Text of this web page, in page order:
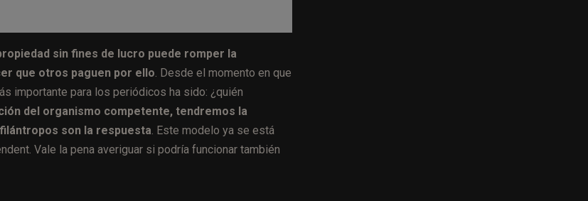
sin fines de lucro puede romper la
que otros paguen por ello . Desde el momento en que
importante para los periódicos ha sido: ¿quién
del organismo competente, tendremos la
son la respuesta . Este modelo ya se está
Vale la pena averiguar si podría funcionar también